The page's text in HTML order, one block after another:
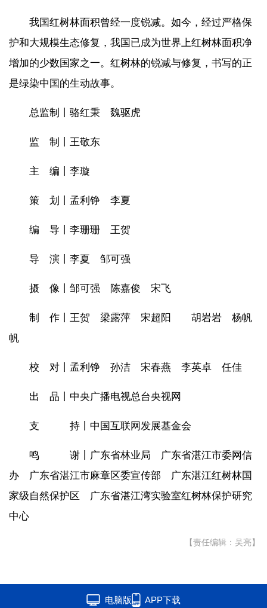
我国红树林面积曾经一度锐减。如今，经过严格保
护和大规模生态修复，我国已成为世界上红树林面积净
增加的少数国家之一。红树林的锐减与修复，书写的正
是绿染中国的生动故事。
总监制丨骆红秉 魏驱虎
监 制丨王敬东
主 编丨李璇
策 划丨孟利铮 李夏
编 导丨李珊珊 王贺
导 演丨李夏 邹可强
摄 像丨邹可强 陈嘉俊 宋飞
制 作丨王贺 梁露萍 宋超阳 胡岩岩 杨帆
帆
校 对丨孟利铮 孙洁 宋春燕 李英卓 任佳
出 品丨中央广播电视总台央视网
支 持丨中国互联网发展基金会
鸣 谢丨广东省林业局 广东省湛江市委网信
办 广东省湛江市麻章区委宣传部 广东湛江红树林国
家级自然保护区 广东省湛江湾实验室红树林保护研究
中心
【责任编辑：吴亮】
电脑版 APP下载